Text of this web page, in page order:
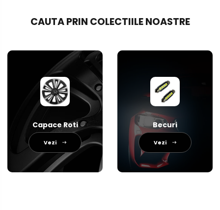
CAUTA PRIN COLECTIILE NOASTRE
Capace Roti
Vezi
Becuri
Vezi